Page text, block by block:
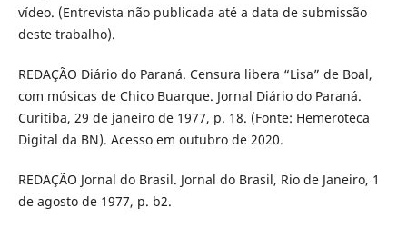
vídeo. (Entrevista não publicada até a data de submissão
deste trabalho).
REDAÇÃO Diário do Paraná. Censura libera “Lisa” de Boal,
com músicas de Chico Buarque. Jornal Diário do Paraná.
Curitiba, 29 de janeiro de 1977, p. 18. (Fonte: Hemeroteca
Digital da BN). Acesso em outubro de 2020.
REDAÇÃO Jornal do Brasil. Jornal do Brasil, Rio de Janeiro, 1
de agosto de 1977, p. b2.